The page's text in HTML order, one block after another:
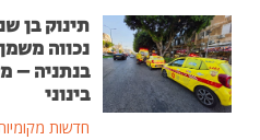
תינוק בן
נכווה
בנתניה –
בינוני
חדשות